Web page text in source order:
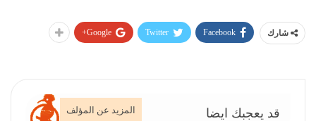
شارك Facebook
Twitter
Google+
قد يعجبك ايضا المزيد عن المؤلف